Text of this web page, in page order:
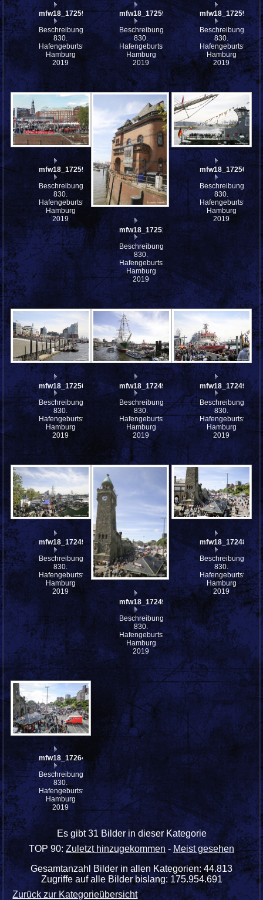
mfw18_172596
Beschreibung:
830.
Hafengeburtstag
Hamburg
2019
mfw18_172595
Beschreibung:
830.
Hafengeburtstag
Hamburg
2019
mfw18_172594
Beschreibung:
830.
Hafengeburtstag
Hamburg
2019
mfw18_172590st
Beschreibung:
830.
Hafengeburtstag
Hamburg
2019
mfw18_172510
Beschreibung:
830.
Hafengeburtstag
Hamburg
2019
mfw18_172502
Beschreibung:
830.
Hafengeburtstag
Hamburg
2019
mfw18_172500
Beschreibung:
830.
Hafengeburtstag
Hamburg
2019
mfw18_172494
Beschreibung:
830.
Hafengeburtstag
Hamburg
2019
mfw18_172493
Beschreibung:
830.
Hafengeburtstag
Hamburg
2019
mfw18_172492
Beschreibung:
830.
Hafengeburtstag
Hamburg
2019
mfw18_172490
Beschreibung:
830.
Hafengeburtstag
Hamburg
2019
mfw18_172489
Beschreibung:
830.
Hafengeburtstag
Hamburg
2019
mfw18_172649
Beschreibung:
830.
Hafengeburtstag
Hamburg
2019
Es gibt 31 Bilder in dieser Kategorie
TOP 90:Zuletzt hinzugekommen- Meist gesehen
Gesamtanzahl Bilder in allen Kategorien: 44.813
Zugriffe auf alle Bilder bislang: 175.954.691
Zurück zur Kategorieübersicht